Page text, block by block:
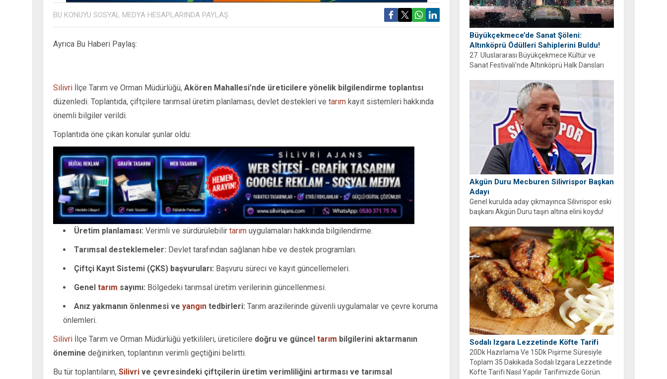
Büyükçekmece’de Sanat Şöleni:
Altınköprü Ödülleri Sahiplerini Buldu!
27. Uluslararası Büyükçekmece Kültür ve
Sanat Festivali'nde Altınköprü Halk Dansları
Akgün Duru Mecburen Silivrispor Başkan
Adayı
Genel kurulda aday çıkmayınca Silivrispor eski
başkanı Akgün Duru taşın altına elini koydu!
açıkladı.
Sodalı Izgara Lezzetinde Köfte Tarifi
20Dk Hazırlama Ve 15Dk Pişirme Süresiyle
Toplam 35 Dakikada Sodalı Izgara Lezzetinde
Köfte Tarifi Nasıl Yapılır Tarifimizde Görün.
BU KONUYU SOSYAL MEDYA HESAPLARINDA PAYLAŞ
Ayrıca Bu Haberi Paylaş:
Silivri İlçe Tarım ve Orman Müdürlüğü, Akören Mahallesi’nde üreticilere yönelik bilgilendirme toplantısı
düzenledi. Toplantıda, çiftçilere tarımsal üretim planlaması, devlet destekleri ve tarım kayıt sistemleri hakkında
önemli bilgiler verildi.
Toplantıda öne çıkan konular şunlar oldu:
Üretim planlaması: Verimli ve sürdürülebilir tarım uygulamaları hakkında bilgilendirme.
Tarımsal desteklemeler: Devlet tarafından sağlanan hibe ve destek programları.
Çiftçi Kayıt Sistemi (ÇKS) başvuruları: Başvuru süreci ve kayıt güncellemeleri.
Genel tarım sayımı: Bölgedeki tarımsal üretim verilerinin güncellenmesi.
Anız yakmanın önlenmesi ve yangın tedbirleri: Tarım arazilerinde güvenli uygulamalar ve çevre koruma
önlemleri.
Silivri İlçe Tarım ve Orman Müdürlüğü yetkilileri, üreticilere doğru ve güncel tarım bilgilerini aktarmanın
önemine değinirken, toplantının verimli geçtiğini belirtti.
Bu tür toplantıların, Silivri ve çevresindeki çiftçilerin üretim verimliliğini artırması ve tarımsal